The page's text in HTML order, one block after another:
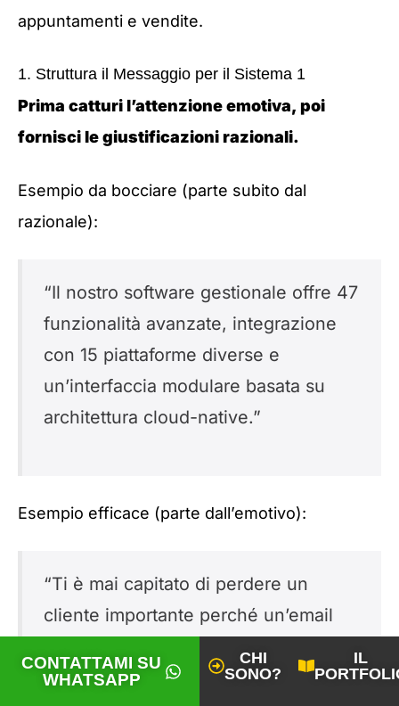
appuntamenti e vendite.
1. Struttura il Messaggio per il Sistema 1
Prima catturi l’attenzione emotiva, poi
fornisci le giustificazioni razionali.
Esempio da bocciare (parte subito dal
razionale):
“Il nostro software gestionale offre 47
funzionalità avanzate, integrazione
con 15 piattaforme diverse e
un’interfaccia modulare basata su
architettura cloud-native.”
Esempio efficace (parte dall’emotivo):
“Ti è mai capitato di perdere un
cliente importante perché un’email
a 3 aziende su 4. Il nostro sistema ti
CONTATTAMI SU
WHATSAPP
CHI
SONO?
IL